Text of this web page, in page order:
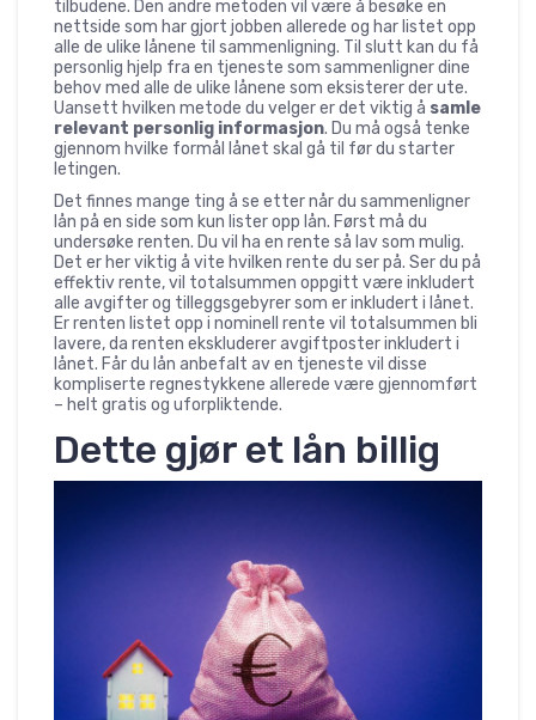
tilbudene. Den andre metoden vil være å besøke en
nettside som har gjort jobben allerede og har listet opp
alle de ulike lånene til sammenligning. Til slutt kan du få
personlig hjelp fra en tjeneste som sammenligner dine
behov med alle de ulike lånene som eksisterer der ute.
Uansett hvilken metode du velger er det viktig å samle
relevant personlig informasjon. Du må også tenke
gjennom hvilke formål lånet skal gå til før du starter
letingen.
Det finnes mange ting å se etter når du sammenligner
lån på en side som kun lister opp lån. Først må du
undersøke renten. Du vil ha en rente så lav som mulig.
Det er her viktig å vite hvilken rente du ser på. Ser du på
effektiv rente, vil totalsummen oppgitt være inkludert
alle avgifter og tilleggsgebyrer som er inkludert i lånet.
Er renten listet opp i nominell rente vil totalsummen bli
lavere, da renten ekskluderer avgiftposter inkludert i
lånet. Får du lån anbefalt av en tjeneste vil disse
kompliserte regnestykkene allerede være gjennomført
– helt gratis og uforpliktende.
Dette gjør et lån billig